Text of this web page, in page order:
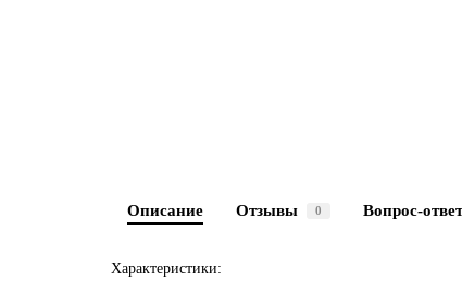
Описание Отзывы 0 Вопрос-ответ
Характеристики: